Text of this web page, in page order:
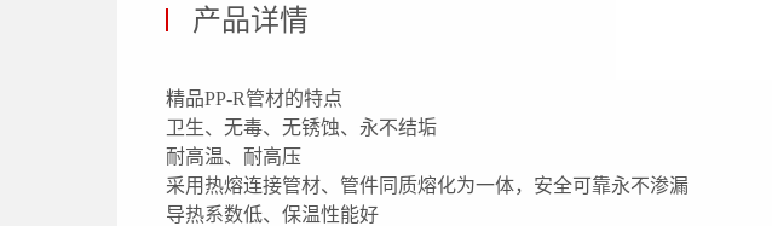
产品详情
精品PP-R管材的特点
卫生、无毒、无锈蚀、永不结垢
耐高温、耐高压
采用热熔连接管材、管件同质熔化为一体，安全可靠永不渗漏
导热系数低、保温性能好